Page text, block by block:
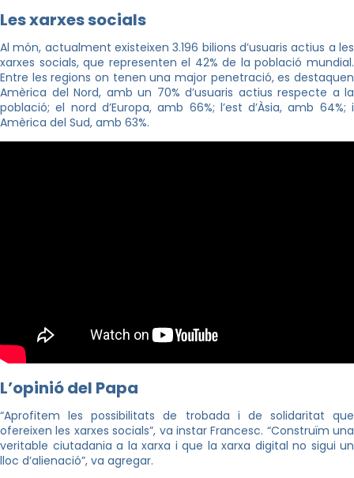
Les xarxes socials
Al món, actualment existeixen 3.196 bilions d’usuaris actius a les
xarxes socials, que representen el 42% de la població mundial.
Entre les regions on tenen una major penetració, es destaquen
Amèrica del Nord, amb un 70% d’usuaris actius respecte a la
població; el nord d’Europa, amb 66%; l’est d’Àsia, amb 64%; i
Amèrica del Sud, amb 63%.
L’opinió del Papa
“Aprofitem les possibilitats de trobada i de solidaritat que
ofereixen les xarxes socials”, va instar Francesc. “Construïm una
veritable ciutadania a la xarxa i que la xarxa digital no sigui un
lloc d’alienació”, va agregar.